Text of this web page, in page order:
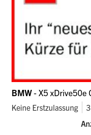
BMW- X5 xDrive50e
Keine Erstzulassung